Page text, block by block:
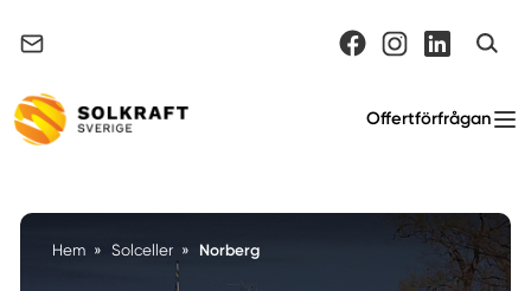
Offertförfrågan
Hem » Solceller » Norberg